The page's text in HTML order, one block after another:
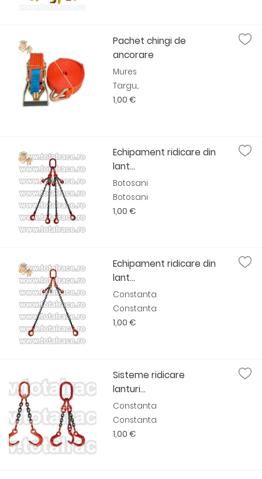
Pachet chingi de
ancorare
Mures
Targu...
1,00 €
Echipament ridicare din
lant...
Botosani
Botosani
1,00 €
Echipament ridicare din
lant...
Constanta
Constanta
1,00 €
Sisteme ridicare
lanturi...
Constanta
Constanta
1,00 €